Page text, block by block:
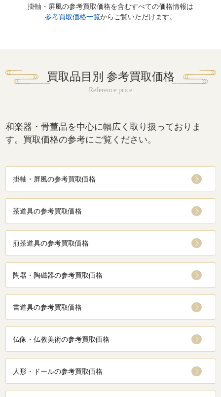
掛軸・屏風の参考買取価格を含むすべての価格情報は
参考買取価格一覧からご覧いただけます。
買取品目別 参考買取価格
和楽器・骨董品を中心に幅広く取り扱っておりま
す。買取価格の参考にご覧ください。
掛軸・屏風の参考買取価格
茶道具の参考買取価格
煎茶道具の参考買取価格
陶器・陶磁器の参考買取価格
書道具の参考買取価格
仏像・仏教美術の参考買取価格
人形・ドールの参考買取価格